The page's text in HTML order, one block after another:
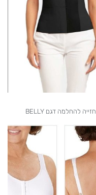
חזייה להחלמה דגם BELLY